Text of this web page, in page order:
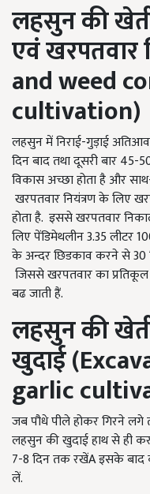
लहसुन की
एवं खरपतवार
and weed
cultivation)
लहसुन में निराई-गुड़ाई
दिन बाद तथा दूसरी बार
विकास अच्छा होता है और
खरपतवार नियंत्रण के लिए
होता है. इससे खरपतवार
लिए पेंडिमेथलीन 3.35 लीटर
के अन्दर छिडकाव करने से 30
जिससे खरपतवार का
बढ जाती हैं.
लहसुन की
खुदाई (
garlic
जब पौधे पीले होकर गिरने
लहसुन की खुदाई हाथ से ही
7-8 दिन तक रखेंA इसके बाद
लें.